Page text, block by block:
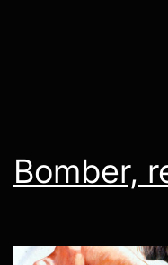
Bomber,